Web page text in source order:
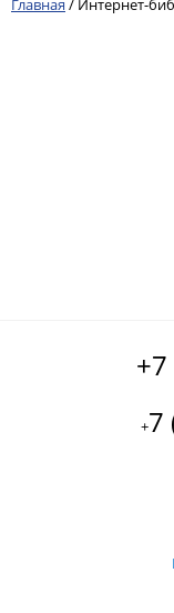
Главная / Интернет-
+7